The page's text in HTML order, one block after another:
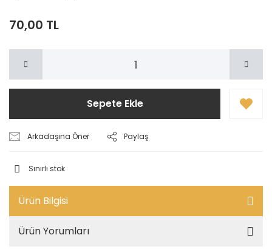
70,00 TL
Sepete Ekle
Arkadaşına Öner Paylaş
Sınırlı stok
Ürün Bilgisi
Ürün Yorumları